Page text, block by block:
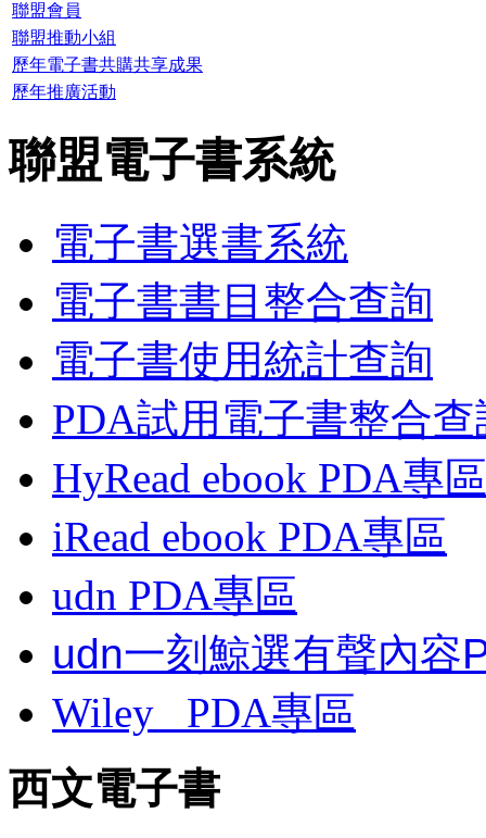
聯盟會員
聯盟推動小組
歷年電子書共購共享成果
歷年推廣活動
聯盟電子書系統
電子書選書系統
電子書書目整合查詢
電子書使用統計查詢
PDA試用電子書整合查
HyRead ebook PDA專區
iRead ebook PDA專區
udn PDA專區
udn一刻鯨選有聲內容
Wiley
PDA專區
西文電子書